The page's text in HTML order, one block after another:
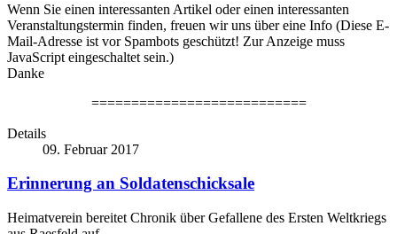
Wenn Sie einen interessanten Artikel oder einen interessanten
Veranstaltungstermin finden, freuen wir uns über eine Info (Diese E-
Mail-Adresse ist vor Spambots geschützt! Zur Anzeige muss
JavaScript eingeschaltet sein.)
Danke
===========================
Details
09. Februar 2017
Erinnerung an Soldatenschicksale
Heimatverein bereitet Chronik über Gefallene des Ersten Weltkriegs